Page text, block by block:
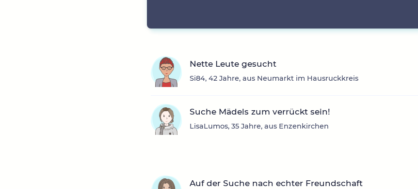
Nette Leute gesucht
Si84, 42 Jahre, aus Neumarkt im Hausruckkreis
Suche Mädels zum verrückt sein!
LisaLumos, 35 Jahre, aus Enzenkirchen
Auf der Suche nach echter Freundschaft